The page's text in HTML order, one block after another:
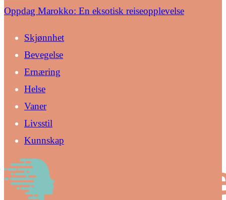
Oppdag Marokko: En eksotisk reiseopplevelse
Skjønnhet
Bevegelse
Ernæring
Helse
Vaner
Livsstil
Kunnskap